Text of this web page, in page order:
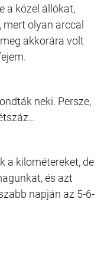
a közel állókat,
olyan arccal
akkorára volt
neki. Persze,
a kilométereket, de
és azt
napján az 5-6-